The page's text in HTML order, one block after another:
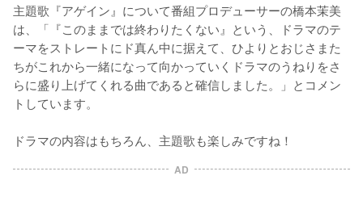
主題歌『アゲイン』について番組プロデューサーの橋本茉美
は、「『このままでは終わりたくない』という、ドラマのテ
ーマをストレートにド真ん中に据えて、ひよりとおじさまた
ちがこれから一緒になって向かっていくドラマのうねりをさ
らに盛り上げてくれる曲であると確信しました。」とコメン
トしています。
ドラマの内容はもちろん、主題歌も楽しみですね！
AD